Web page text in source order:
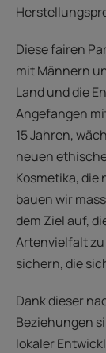
Diese fairen
mit Männern
Land und die
Angefangen
15 Jahren,
neuen
Kosmetika,
bauen wir
dem Ziel auf,
Artenvielfalt
sichern, die
Dank dieser
Beziehungen
lokaler